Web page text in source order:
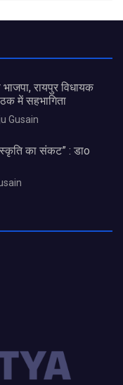
भाजपा, रायपुर विधायक
में सहभागिता
Gusain
का संकट” : डाo